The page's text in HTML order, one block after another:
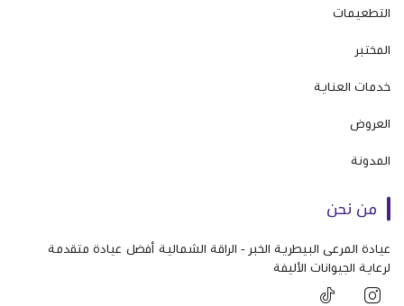
التطعيمات
المختبر
خدمات العناية
العروض
المدونة
من نحن
عيادة المرعى البيطرية الخبر - الراقة الشمالية أفضل عيادة متقدمة
لرعاية الجيوانات الأليفة